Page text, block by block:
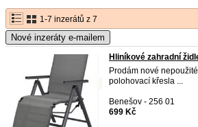
1-7 inzerátů z 7
Nové inzeráty e-mailem
Hliníkové zahradní
Prodám nové
polohovací křesla ...
Benešov - 256 01
699 Kč